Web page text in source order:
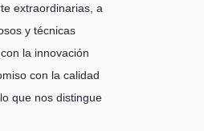
extraordinarias, a
y técnicas
la innovación
con la calidad
que nos distingue